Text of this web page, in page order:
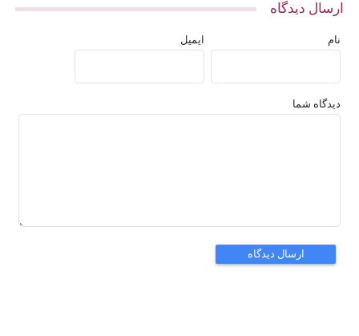
ارسال دیدگاه
نام ایمیل
دیدگاه شما
ارسال دیدگاه